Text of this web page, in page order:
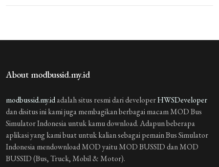
About modbussid.my.id
modbussid.my.idadalah situs resmi dari developerHWSDeveloper
dan disitus ini kami juga membagikan berbagai macam MOD Bus
Simulator Indonesia untuk kamu download. Adapun beberapa
aplikasi yang kami buat untuk kalian sebagai pemain Bus Simulator
Indonesia mendownload MOD yaitu MOD BUSSID dan MOD
BUSSID (Bus, Truck, Mobil & Motor).